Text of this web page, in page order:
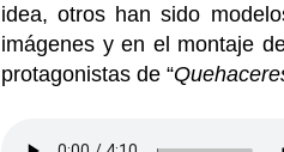
idea, otros han sido
imágenes y en el montaje
protagonistas de “